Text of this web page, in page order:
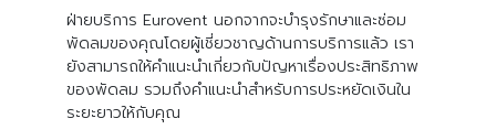
ฝ่ายบริการ Eurovent นอกจากจะบำรุงรักษาและซ่อม
พัดลมของคุณโดยผู้เชี่ยวชาญด้านการบริการแล้ว เรา
ยังสามารถให้คำแนะนำเกี่ยวกับปัญหาเรื่องประสิทธิภาพ
ของพัดลม รวมถึงคำแนะนำสำหรับการประหยัดเงินใน
ระยะยาวให้กับคุณ